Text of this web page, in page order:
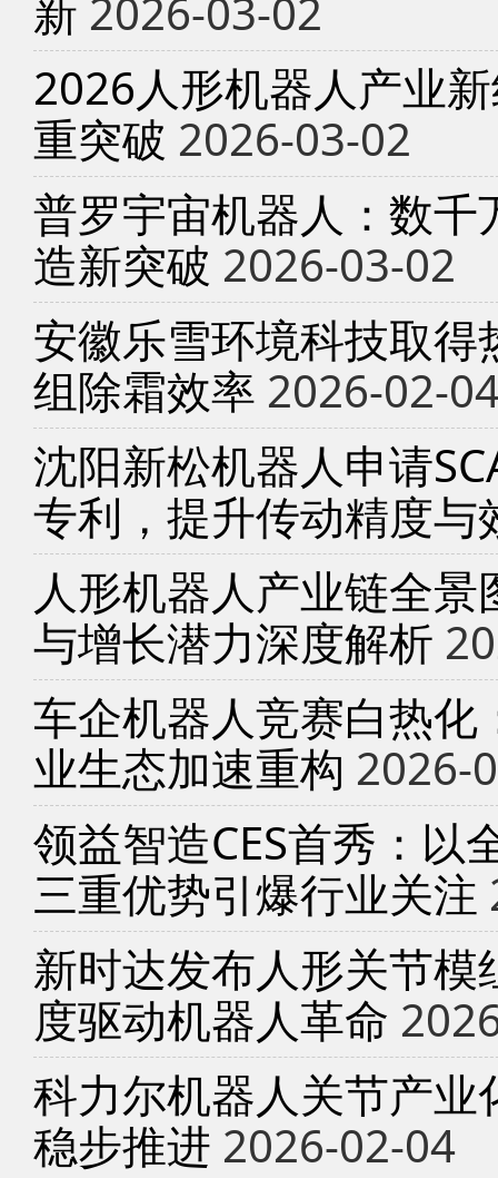
新 2026-03-02
2026人形机器人产业
重突破 2026-03-02
普罗宇宙机器人：数
造新突破 2026-03-02
安徽乐雪环境科技取
组除霜效率 2026-02-
沈阳新松机器人申请
专利，提升传动精度与
人形机器人产业链全
与增长潜力深度解析
车企机器人竞赛白热
业生态加速重构 2026-
领益智造CES首秀：以
三重优势引爆行业关注
新时达发布人形关节
度驱动机器人革命
科力尔机器人关节产
稳步推进 2026-02-04